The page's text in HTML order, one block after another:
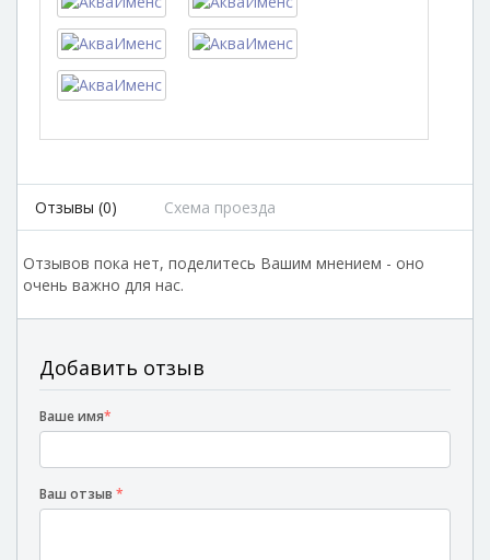
Отзывы (0) Схема проезда
Отзывов пока нет, поделитесь Вашим мнением - оно
очень важно для нас.
Добавить отзыв
Ваше имя*
Ваш отзыв *